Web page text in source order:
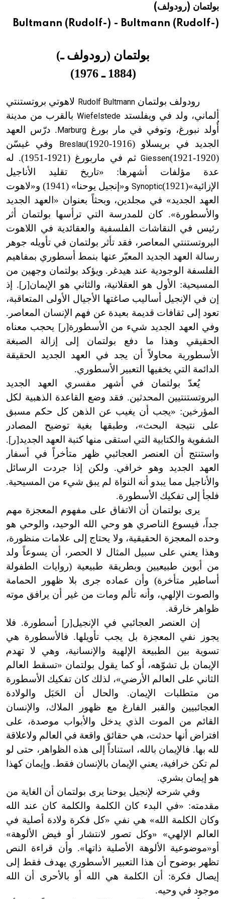
هيئة الموسوعة العربية تطلق موسوعات جديدة في عام 2026بولتمان (رودولف)
Bultmann (Rudolf-) - Bultmann (Rudolf-)
بولتمان (رودولف ـ)
(
1884 ـ1976)
رودولف بولتمانRudolf Bultmann لاهوتي بروتستنتي
ألماني، ولد في ويفلستد Wiefelstede بالقرب من مدينة
أُولد نبورغ، وتوفي في مار بورغMarburg . درّس العهد
الجديد في بريسلاو(1916-
1920)
Breslau
وفي غيسّن
(1920-
1921)
Giessenثم في ماربورغ (1921 -
1951). له
عدة مؤلفات أشهرها: «تاريخ تقليد الأناجيل
الإزائية»(1921
)
Synoptic و« إنجيل يوحنا» (1941) و «لاهوت
العهد الجديد» في مجلدين، وبحثاً بعنوان «العهد الجديد
والأسطورة». كان للمدرسة التي ترأسها بولتمان أثر
رئيس في النقاشات الفلسفية والعقائدية في اللاهوت
البروتستنتي المعاصر، فقد تأثر بولتمان في تأويله جوهر
رسالة العهد الجديد المعبّر عنها بنمط أسطوري بمفاهيم
الفلسفة الوجودية عند هيدغر. ويؤكد بولتمان وجهين من
المسيحية: الأول هو العقلانية، والثاني هو الإيمان[ر]. إذ
إن في الإنجيل أساليب صاغتها الأجيال الأولى المتعاقبة،
تعود إلى ثقافات قديمة بعيدة عن فهم الإنسان المعاصر.
وفي العهد الجديد شيء من الأسطورة[ر] يحجب معناه
الحقيقي وهذا ما دفع بولتمان إلى إزالة الصبغة
الأسطورية محاولاً أن يجد في العهد الجديد الحقيقة
الدائمة التي يخفيها التعبير الأسطوري.
يُعدّ بولتمان في أشهر مفسري العهد الجديد
البروتستنتيين المحدثين. فقد وضع القاعدة الذهبية لكل
المؤرخين: «يجب أن يغيب عن الذهن كل حكم مسبق
على نتيجة البحث»، وطبقها بغية توضيح المصادر
الشفوية والكتابية التي استقى منها كتبة العهد الجديد[ر ]
.
واستنتج أن العنصر العجائبي ظهر متأخراً في أسفار
العهد الجديد وهو خرافي. ولكن إذا جردت الرسائل
والأناجيل مما يبدو أنه النواة لم يبق شيء من المسيحية.
فلجأ إلى تفكيك الأسطورة.
يرى بولتمان أن الاتفاق على مفهوم المعجزة مهم
جداً، فيسوع الناصري هو وحي الله الوحيد، والوحي هو
وحده المعجزة الحقيقية، ولا يحتاج إلى علامات منظورة،
وهذا يعني على سبيل المثال لا الحصر، أن يسوعاً ولد
من أبوين طبيعيين وبطريقة طبيعية (روايات الطفولة
أساطير متأخرة) وأن عماده جرى بلا ظهور الحمامة
والصوت الإلهي، وأنه تألم ومات من غير أن يرافق موته
ظواهر خارقة.
إن العنصر العجائبي في الإنجيل[ر ] أسطورة. فلا
يجوز نفي المعجزة بل يجب تأويلها. فالأسطورة هي
تسوية بين الطبيعة الإلهية والإنسانية، وهي لا تهدم
الإيمان بل تشوّهه، أو كما يقول بولتمان «تسقط العالم
الثاني على العالم الأرضي»، لذلك كان تفكيك الأسطورة
من متطلبات الإيمان. والحال أن الحَبَل والولادة
العجائبيين والقبر الفارغ مع ظهور الملاك، والإنسان
القائم من الموت الذي يدخل والأبواب موصدة، على
افتراض أنها حدثت، هي حقائق واقعة في العالم ولاعلاقة
لله بها. فالإيمان بالله، استناداً إلى هذه الظواهر، حتى لو
لم تكن خرافية، يعني الإيمان بالإنسان فقط. وإيمان كهذا
هو إيمان بشري.
وفي شرحه لإنجيل يوحنا يرى بولتمان أن الغاية من
مقدمته: «في البدء كان الكلمة والكلمة كان عند الله
وكان الكلمة الله» هي نفي «كل فكرة ولادة أصلية في
العالم الإلهي» «وكل تصور لانتشار أو فيض الألوهة»
أو«موضوعية الألوهة الأصلية ذاتها». وأن قراءة النص
تظهر بوضوح أن هذا التعبير الأسطوري يهدف فقط إلى
إيصال فكرة: أن الكلمة هي الله أو بالأحرى أن الله
موجود في وحيه.